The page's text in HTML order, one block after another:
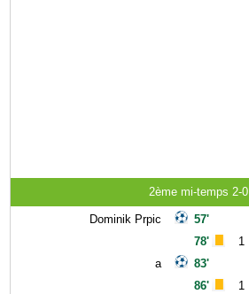
2ème mi-temps 2-0
Dominik Prpic
a
57'
78'
83'
86'
1
1